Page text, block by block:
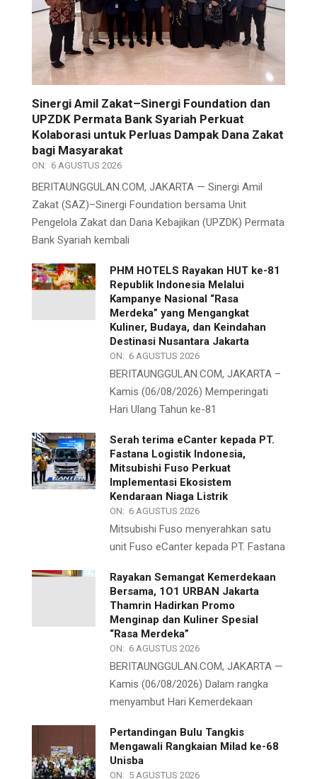
Sinergi Amil Zakat–Sinergi Foundation dan
UPZDK Permata Bank Syariah Perkuat
Kolaborasi untuk Perluas Dampak Dana Zakat
bagi Masyarakat
ON: 6 AGUSTUS 2026
BERITAUNGGULAN.COM, JAKARTA — Sinergi Amil
Zakat (SAZ)–Sinergi Foundation bersama Unit
Pengelola Zakat dan Dana Kebajikan (UPZDK) Permata
Bank Syariah kembali
PHM HOTELS Rayakan HUT ke-81
Republik Indonesia Melalui
Kampanye Nasional “Rasa
Merdeka” yang Mengangkat
Kuliner, Budaya, dan Keindahan
Destinasi Nusantara Jakarta
ON: 6 AGUSTUS 2026
BERITAUNGGULAN.COM, JAKARTA –
Kamis (06/08/2026) Memperingati
Hari Ulang Tahun ke-81
Serah terima eCanter kepada PT.
Fastana Logistik Indonesia,
Mitsubishi Fuso Perkuat
Implementasi Ekosistem
Kendaraan Niaga Listrik
ON: 6 AGUSTUS 2026
Mitsubishi Fuso menyerahkan satu
unit Fuso eCanter kepada PT. Fastana
Rayakan Semangat Kemerdekaan
Bersama, 1O1 URBAN Jakarta
Thamrin Hadirkan Promo
Menginap dan Kuliner Spesial
“Rasa Merdeka”
ON: 6 AGUSTUS 2026
BERITAUNGGULAN.COM, JAKARTA —
Kamis (06/08/2026) Dalam rangka
menyambut Hari Kemerdekaan
Pertandingan Bulu Tangkis
Mengawali Rangkaian Milad ke-68
Unisba
ON: 5 AGUSTUS 2026